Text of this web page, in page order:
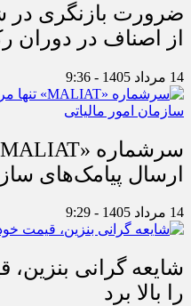
ضرورت بازنگری در
از اصناف در دوران
14 مرداد 1405 - 9:36
ارسال پیامک‌های
14 مرداد 1405 - 9:29
شایعه گرانی
را بالا برد